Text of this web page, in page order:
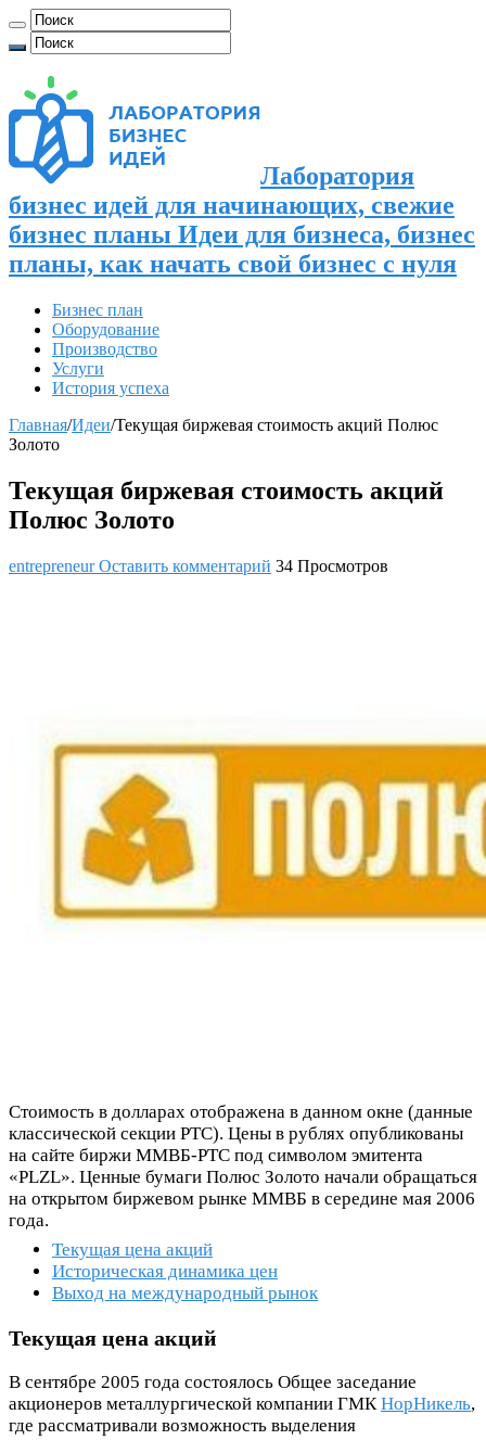
Лаборатория
бизнес идей для начинающих, свежие
бизнес планы Идеи для бизнеса, бизнес
планы, как начать свой бизнес с нуля
Бизнес план
Оборудование
Производство
Услуги
История успеха
Главная/Идеи/Текущая биржевая стоимость акций Полюс
Золото
Текущая биржевая стоимость акций
Полюс Золото
entrepreneurОставить комментарий 34 Просмотров
Стоимость в долларах отображена в данном окне (данные
классической секции РТС). Цены в рублях опубликованы
на сайте биржи ММВБ-РТС под символом эмитента
«PLZL». Ценные бумаги Полюс Золото начали обращаться
на открытом биржевом рынке ММВБ в середине мая 2006
года.
Текущая цена акций
Историческая динамика цен
Выход на международный рынок
Текущая цена акций
В сентябре 2005 года состоялось Общее заседание
акционеров металлургической компании ГМКНорНикель,
где рассматривали возможность выделения